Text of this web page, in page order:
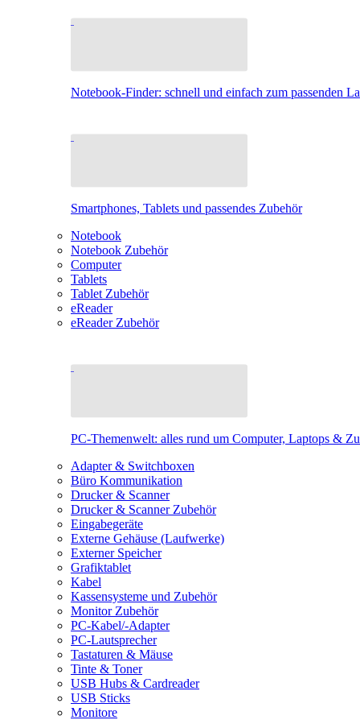
Notebook-Finder: schnell und einfach zum passenden
Smartphones, Tablets und passendes Zubehör
Notebook
Notebook Zubehör
Computer
Tablets
Tablet Zubehör
eReader
eReader Zubehör
PC-Themenwelt: alles rund um Computer, Laptops &
Adapter & Switchboxen
Büro Kommunikation
Drucker & Scanner
Drucker & Scanner Zubehör
Eingabegeräte
Externe Gehäuse (Laufwerke)
Externer Speicher
Grafiktablet
Kabel
Kassensysteme und Zubehör
Monitor Zubehör
PC-Kabel/-Adapter
PC-Lautsprecher
Tastaturen & Mäuse
Tinte & Toner
USB Hubs & Cardreader
USB Sticks
Monitore